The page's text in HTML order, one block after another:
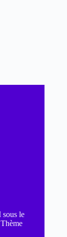
sous le
Thème